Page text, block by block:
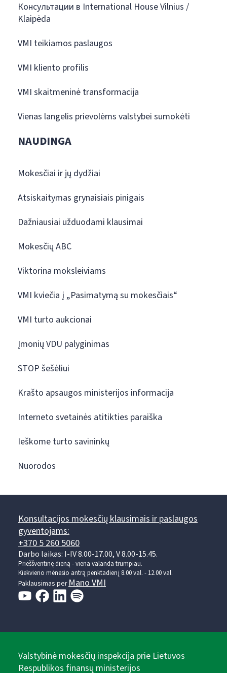
Консультации в International House Vilnius /
Klaipėda
VMI teikiamos paslaugos
VMI kliento profilis
VMI skaitmeninė transformacija
Vienas langelis prievolėms valstybei sumokėti
NAUDINGA
Mokesčiai ir jų dydžiai
Atsiskaitymas grynaisiais pinigais
Dažniausiai užduodami klausimai
Mokesčių ABC
Viktorina moksleiviams
VMI kviečia į „Pasimatymą su mokesčiais“
VMI turto aukcionai
Įmonių VDU palyginimas
STOP šešėliui
Krašto apsaugos ministerijos informacija
Interneto svetainės atitikties paraiška
Ieškome turto savininkų
Nuorodos
Konsultacijos mokesčių klausimais ir paslaugos
gyventojams:
+370 5 260 5060
Darbo laikas: I-IV 8.00-17.00, V 8.00-15.45.
Prieššventinę dieną - viena valanda trumpiau.
Kiekvieno mėnesio antrą penktadienį 8.00 val. - 12.00 val.
Paklausimas perMano VMI
Valstybinė mokesčių inspekcija prie Lietuvos
Respublikos finansų ministerijos